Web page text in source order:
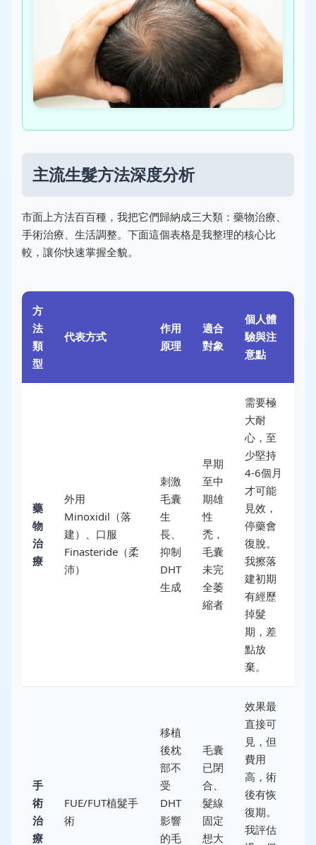
主流生髮方法深度分析
市面上方法百百種，我把它們歸納成三大類：藥物治療、
手術治療、生活調整。下面這個表格是我整理的核心比
較，讓你快速掌握全貌。
方
法
類
型
代表方式
作用
原理
適合
對象
個人體
驗與注
意點
藥
物
治
療
外用
Minoxidil（落
建）、口服
Finasteride（柔
沛）
刺激
毛囊
生
長、
抑制
DHT
生成
早期
至中
期雄
性
禿，
毛囊
未完
全萎
縮者
需要極
大耐
心，至
少堅持
4-6個月
才可能
見效，
停藥會
復脫。
我擦落
建初期
有經歷
掉髮
期，差
點放
棄。
手
術
治
療
FUE/FUT植髮手
術
移植
後枕
部不
受
DHT
影響
的毛
毛囊
已閉
合、
髮線
固定
想大
效果最
直接可
見，但
費用
高，術
後有恢
復期。
我評估